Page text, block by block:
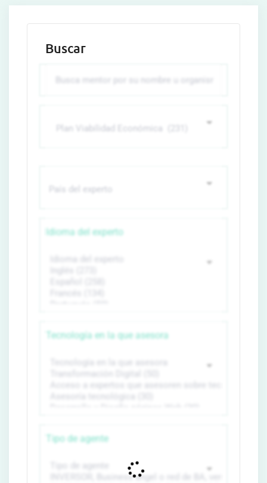
Buscar
Idioma del experto
Tecnología en la que asesora
Tipo de agente